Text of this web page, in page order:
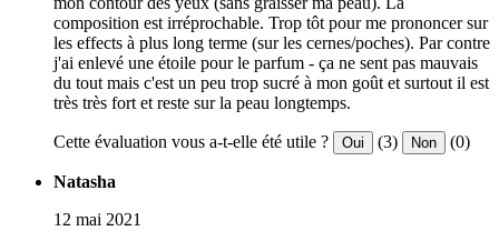
composition est irréprochable. Trop tôt pour me prononcer sur
les effects à plus long terme (sur les cernes/poches). Par contre
j'ai enlevé une étoile pour le parfum - ça ne sent pas mauvais
du tout mais c'est un peu trop sucré à mon goût et surtout il est
très très fort et reste sur la peau longtemps.
Cette évaluation vous a-t-elle été utile ? Oui (3) Non (0)
Natasha
12 mai 2021